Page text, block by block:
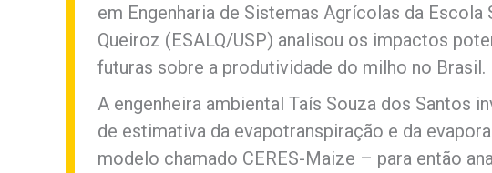
em Engenharia de Sistemas Agrícolas da
Queiroz (ESALQ/USP) analisou os impactos
futuras sobre a produtividade do milho no Brasil.
A engenheira ambiental Taís Souza dos Santos
de estimativa da evapotranspiração e da
modelo chamado CERES-Maize – para então